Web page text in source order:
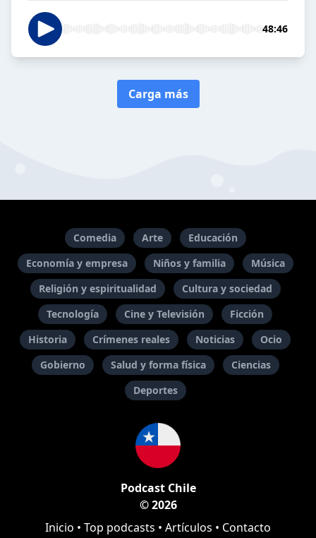
48:46
Carga más
Comedia Arte
Educación
Economía y empresa
Niños y familia
Música
Religión y espiritualidad
Cultura y sociedad
Tecnología
Cine y Televisión
Ficción
Historia
Crímenes reales Noticias
Ocio
Gobierno
Salud y forma física
Ciencias
Deportes
Podcast Chile
© 2026
Inicio • Top podcasts • Artículos • Contacto